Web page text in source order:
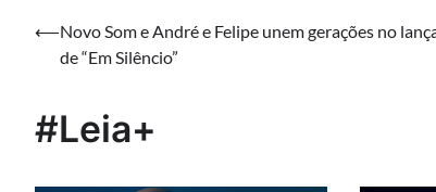
Navegação
⟵Novo Som e André e Felipe unem gerações no
de “Em Silêncio”
#Leia+